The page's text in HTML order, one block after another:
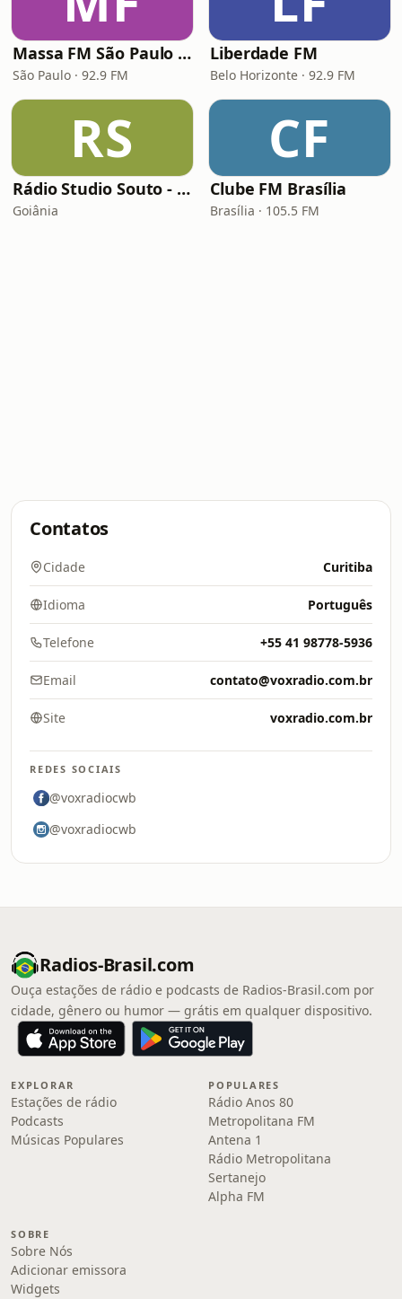
Massa FM São Paulo 92.9
São Paulo · 92.9 FM
Liberdade FM
Belo Horizonte · 92.9 FM
RS
Rádio Studio Souto - Sertaneja
Goiânia
CF
Clube FM Brasília
Brasília · 105.5 FM
Contatos
Cidade Curitiba
Idioma Português
Telefone +55 41 98778-5936
Email contato@voxradio.com.br
Site voxradio.com.br
REDES SOCIAIS
@voxradiocwb
@voxradiocwb
Radios-Brasil.com
Ouça estações de rádio e podcasts de Radios-Brasil.com por
cidade, gênero ou humor — grátis em qualquer dispositivo.
EXPLORAR
Estações de rádio
Podcasts
Músicas Populares
POPULARES
Rádio Anos 80
Metropolitana FM
Antena 1
Rádio Metropolitana
Sertanejo
Alpha FM
SOBRE
Sobre Nós
Adicionar emissora
Widgets